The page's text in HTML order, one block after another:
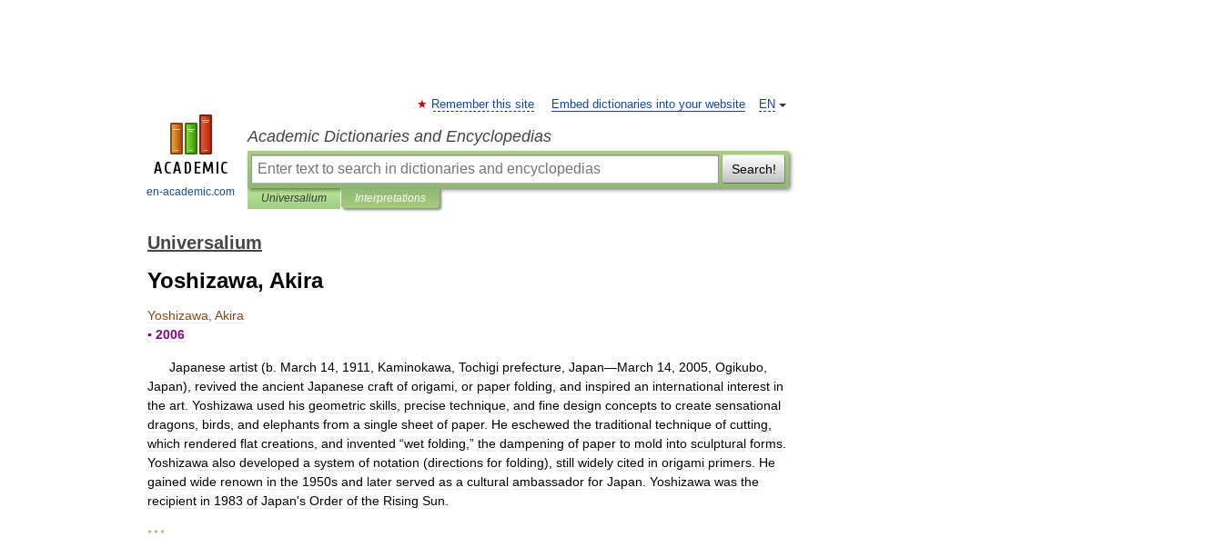
en-academic.com
EN
Remember this site Embed dictionaries into your website
Academic Dictionaries and Encyclopedias
Search!
Universalium Interpretations
Universalium
Yoshizawa, Akira
Yoshizawa Akira
▪ 2006
Japanese artist (b March 14 1911 Kaminokawa Tochigi prefecture Japan—March 14 2005 Ogikubo
Japan), revived the ancient Japanese craft of origami or paper folding and inspired an international interest in
the art Yoshizawa used his geometric skills precise technique and fine design concepts to create sensational
dragons birds and elephants from a single sheet of paper. He eschewed the traditional technique of cutting
which rendered flat creations and invented “wet folding ,” the dampening of paper to mold into sculptural forms
Yoshizawa also developed a system of notation (directions for folding), still widely cited in origami primers He
gained wide renown in the 1950s and later served as a cultural ambassador for Japan Yoshizawa was the
recipient in 1983 of Japan's Order of the Rising Sun
* * *